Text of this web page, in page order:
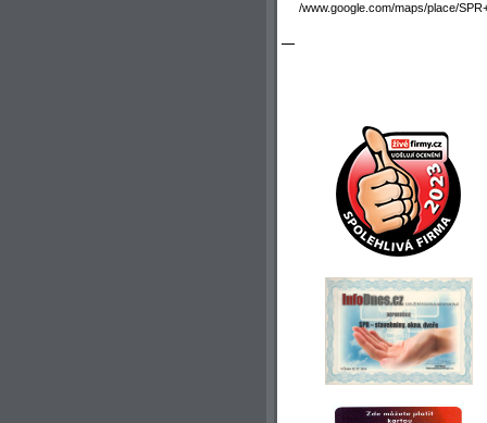
/www.google.com/maps/place/